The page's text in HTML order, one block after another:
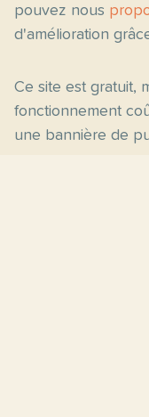
pouvez nous
d'amélioration
Ce site est gratuit,
fonctionnement
une bannière de